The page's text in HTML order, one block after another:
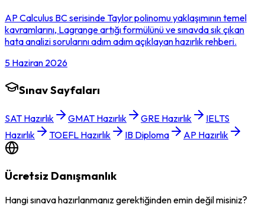
AP Calculus BC serisinde Taylor polinomu yaklaşımının temel
kavramlarını, Lagrange artığı formülünü ve sınavda sık çıkan
hata analizi sorularını adım adım açıklayan hazırlık rehberi.
5 Haziran 2026
Sınav Sayfaları
SAT Hazırlık GMAT Hazırlık GRE Hazırlık
IELTS
Hazırlık
TOEFL Hazırlık IB Diploma AP Hazırlık
Ücretsiz Danışmanlık
Hangi sınava hazırlanmanız gerektiğinden emin değil misiniz?